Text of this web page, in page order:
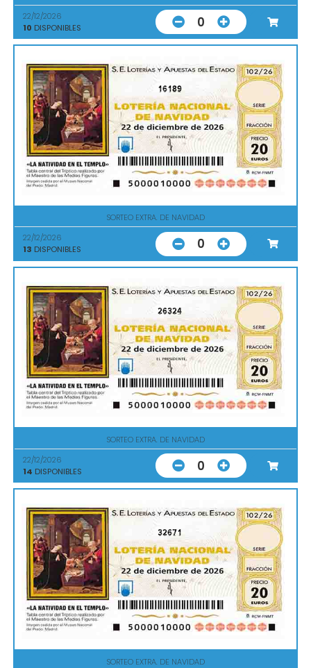
22/12/2026
10 DISPONIBLES 0
16189
SORTEO EXTRA. DE NAVIDAD
22/12/2026
13 DISPONIBLES 0
26324
SORTEO EXTRA. DE NAVIDAD
22/12/2026
14 DISPONIBLES 0
32671
SORTEO EXTRA. DE NAVIDAD